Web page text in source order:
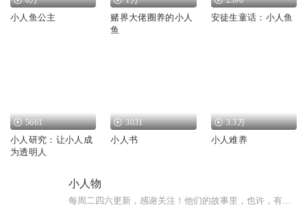
小人鱼公主
赌界大佬圈养的小人
鱼
安徒生童话：小人鱼
5661
小人研究：让小人成
为透明人
3031
小人书
3.3万
小人难养
小人物